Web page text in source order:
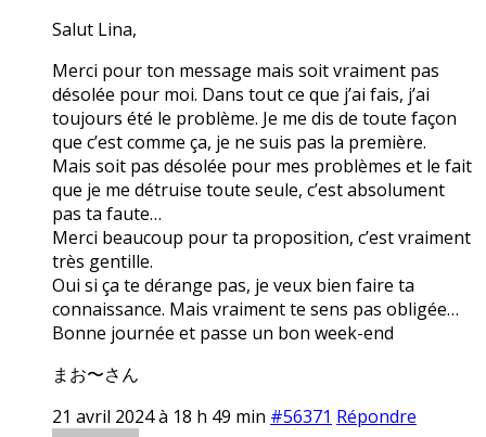
Salut Lina,
Merci pour ton message mais soit vraiment pas
désolée pour moi. Dans tout ce que j’ai fais, j’ai
toujours été le problème. Je me dis de toute façon
que c’est comme ça, je ne suis pas la première.
Mais soit pas désolée pour mes problèmes et le fait
que je me détruise toute seule, c’est absolument
pas ta faute…
Merci beaucoup pour ta proposition, c’est vraiment
très gentille.
Oui si ça te dérange pas, je veux bien faire ta
connaissance. Mais vraiment te sens pas obligée…
Bonne journée et passe un bon week-end
まお〜さん
21 avril 2024 à 18 h 49 min #56371 Répondre